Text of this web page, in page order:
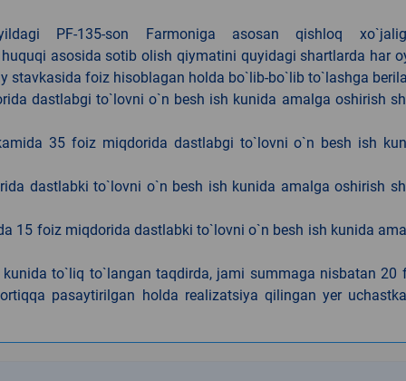
PF-135-son Farmoniga asosan qishloq
asosida sotib olish qiymatini quyidagi shartlarda har
stavkasida foiz hisoblagan holda bo`lib-bo`lib to`lashga
dastlabgi to`lovni o`n besh ish kunida amalga oshirish
35 foiz miqdorida dastlabgi to`lovni o`n besh ish
dastlabki to`lovni o`n besh ish kunida amalga oshirish
15 foiz miqdorida dastlabki to`lovni o`n besh ish kunida
to`liq to`langan taqdirda, jami summaga nisbatan 20
pasaytirilgan holda realizatsiya qilingan yer